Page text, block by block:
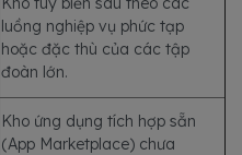
luồng nghiệp vụ phức tạp
hoặc đặc thù của các tập
đoàn lớn.
Kho ứng dụng tích hợp sẵn
(App Marketplace) chưa